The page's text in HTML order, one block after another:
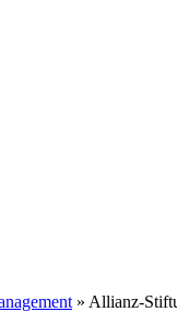
» Allianz-